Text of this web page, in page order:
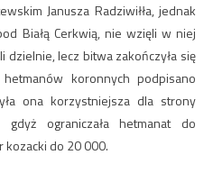
Janusza Radziwiłła, jednak
Białą Cerkwią, nie wzięli w niej
dzielnie, lecz bitwa zakończyła się
koronnych podpisano
ona korzystniejsza dla strony
ograniczała hetmanat do
do 20 000.